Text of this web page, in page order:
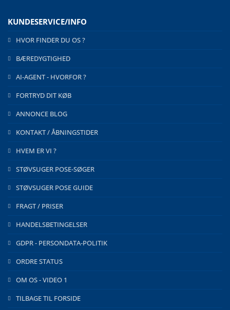
KUNDESERVICE/INFO
HVOR FINDER DU OS ?
BÆREDYGTIGHED
AI-AGENT - HVORFOR ?
FORTRYD DIT KØB
ANNONCE BLOG
KONTAKT / ÅBNINGSTIDER
HVEM ER VI ?
STØVSUGER POSE-SØGER
STØVSUGER POSE GUIDE
FRAGT / PRISER
HANDELSBETINGELSER
GDPR - PERSONDATA-POLITIK
ORDRE STATUS
OM OS - VIDEO 1
TILBAGE TIL FORSIDE